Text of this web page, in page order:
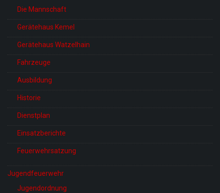
Die Mannschaft
Gerätehaus Kemel
Gerätehaus Watzelhain
Fahrzeuge
Ausbildung
Historie
Dienstplan
Einsatzberichte
Feuerwehrsatzung
Jugendfeuerwehr
Jugendordnung